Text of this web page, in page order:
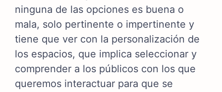
ninguna de las opciones es buena o
mala, solo pertinente o impertinente y
tiene que ver con la personalización de
los espacios, que implica seleccionar y
comprender a los públicos con los que
queremos interactuar para que se